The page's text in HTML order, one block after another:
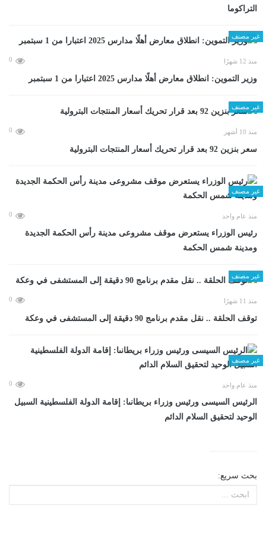
التراكوما
غير مصنف
منذ 12 شهرًا 0
وزير التموين: انطلاق معارض أهلًا مدارس 2025 اعتبارا من 1 سبتمبر
غير مصنف
منذ 10 أشهر 0
سعر بنزين 92 بعد قرار تحريك أسعار المنتجات البترولية
غير مصنف
منذ عام واحد 0
رئيس الوزراء يستعرض موقف مشروعى مدينة رأس الحكمة الجديدة
ومدينة شمس الحكمة
غير مصنف
منذ 11 شهرًا 0
توقف الحلقة .. نقل مقدم برنامج 90 دقيقة إلى المستشفى في وعكة
غير مصنف
منذ عام واحد 0
الرئيس السيسى ورئيس وزراء بريطانىا: إقامة الدولة الفلسطينية السبيل
الوحيد لتحقيق السلام الدائم
بحث سريع: